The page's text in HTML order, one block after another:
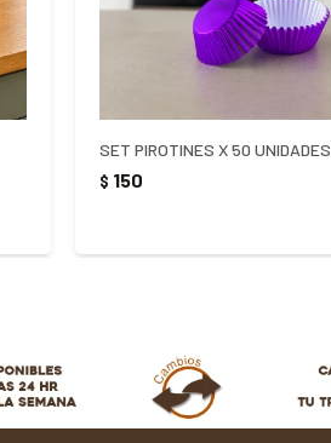
SET PIROTINES X 50 UNIDADES
$ 150